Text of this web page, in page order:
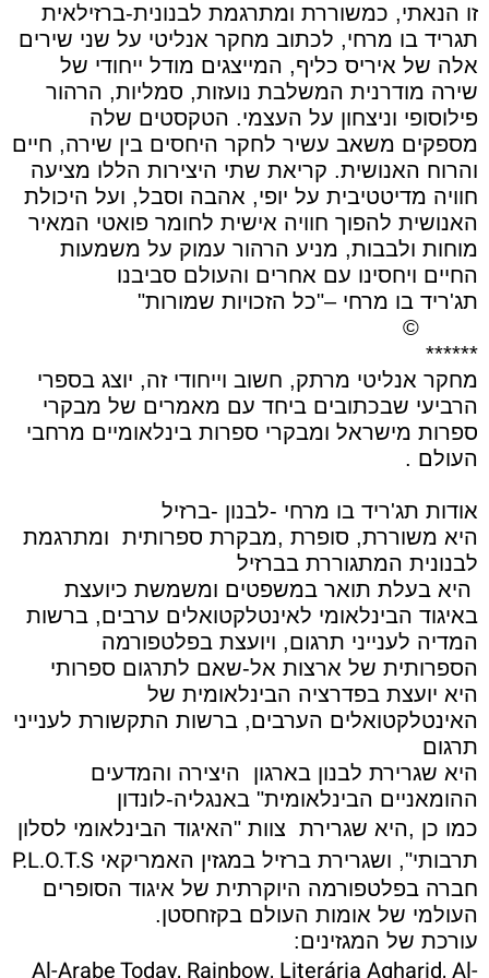
זו הנאתי, כמשוררת ומתרגמת לבנונית-ברזילאית
תגריד בו מרחי, לכתוב מחקר אנליטי על שני שירים
אלה של איריס כליף, המייצגים מודל ייחודי של
שירה מודרנית המשלבת נועזות, סמליות, הרהור
פילוסופי וניצחון על העצמי. הטקסטים שלה
מספקים משאב עשיר לחקר היחסים בין שירה, חיים
והרוח האנושית. קריאת שתי היצירות הללו מציעה
חוויה מדיטטיבית על יופי, אהבה וסבל, ועל היכולת
האנושית להפוך חוויה אישית לחומר פואטי המאיר
מוחות ולבבות, מניע הרהור עמוק על משמעות
החיים ויחסינו עם אחרים והעולם סביבנו
תג'ריד בו מרחי –"כל הזכויות שמורות"
©️
******
מחקר אנליטי מרתק, חשוב וייחודי זה, יוצג בספרי
הרביעי שבכתובים ביחד עם מאמרים של מבקרי
ספרות מישראל ומבקרי ספרות בינלאומיים מרחבי
העולם .
אודות תג'ריד בו מרחי -לבנון -ברזיל
היא משוררת, סופרת ,מבקרת ספרותית ומתרגמת
לבנונית המתגוררת בברזיל
היא בעלת תואר במשפטים ומשמשת כיועצת
באיגוד הבינלאומי לאינטלקטואלים ערבים, ברשות
המדיה לענייני תרגום, ויועצת בפלטפורמה
הספרותית של ארצות אל-שאם לתרגום ספרותי
היא יועצת בפדרציה הבינלאומית של
האינטלקטואלים הערבים, ברשות התקשורת לענייני
תרגום
היא שגרירת לבנון בארגון
היצירה והמדעים
ההומאניים הבינלאומית" באנגליה-לונדון
כמו כן ,היא שגרירת צוות "האיגוד הבינלאומי לסלון
תרבותי", ושגרירת ברזיל במגזין האמריקאי P.L.O.T.S
חברה בפלטפורמה היוקרתית של איגוד הסופרים
העולמי של אומות העולם בקזחסטן.
עורכת של המגזינים:
Al-Arabe Today, Rainbow, Literária Agharid, Al-